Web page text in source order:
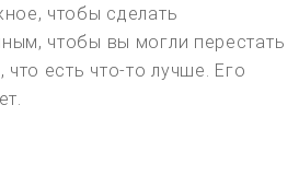
чтобы сделать
чтобы вы могли перестать
есть что-то лучше. Его